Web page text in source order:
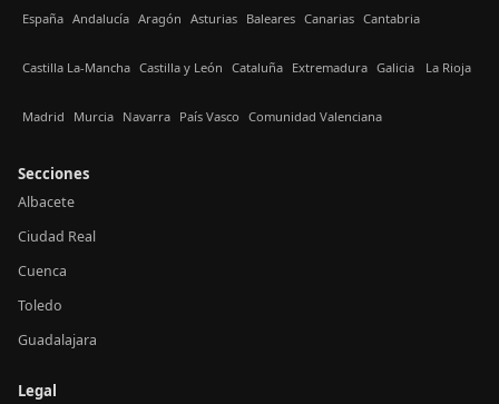
España Andalucía Aragón Asturias Baleares Canarias Cantabria
Castilla La-Mancha Castilla y León Cataluña Extremadura Galicia La Rioja
Madrid Murcia Navarra País Vasco Comunidad Valenciana
Secciones
Albacete
Ciudad Real
Cuenca
Toledo
Guadalajara
Legal